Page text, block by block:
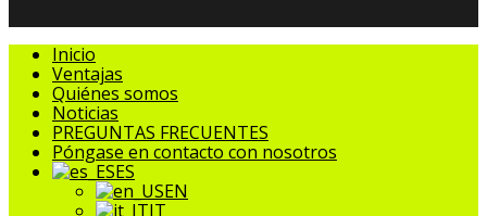
Cerrar
Menú
Inicio
Ventajas
Quiénes somos
Noticias
PREGUNTAS FRECUENTES
Póngase en contacto con nosotros
ES
EN
IT